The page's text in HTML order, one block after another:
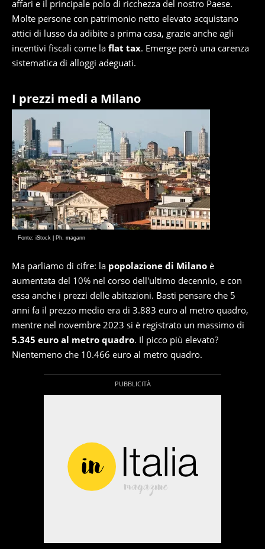
affari e il principale polo di ricchezza del nostro Paese.
Molte persone con patrimonio netto elevato acquistano
attici di lusso da adibite a prima casa, grazie anche agli
incentivi fiscali come la flat tax. Emerge però una carenza
sistematica di alloggi adeguati.
I prezzi medi a Milano
Fonte: iStock | Ph. magann
Ma parliamo di cifre: la popolazione di Milano è
aumentata del 10% nel corso dell'ultimo decennio, e con
essa anche i prezzi delle abitazioni. Basti pensare che 5
anni fa il prezzo medio era di 3.883 euro al metro quadro,
mentre nel novembre 2023 si è registrato un massimo di
5.345 euro al metro quadro. Il picco più elevato?
Nientemeno che 10.466 euro al metro quadro.